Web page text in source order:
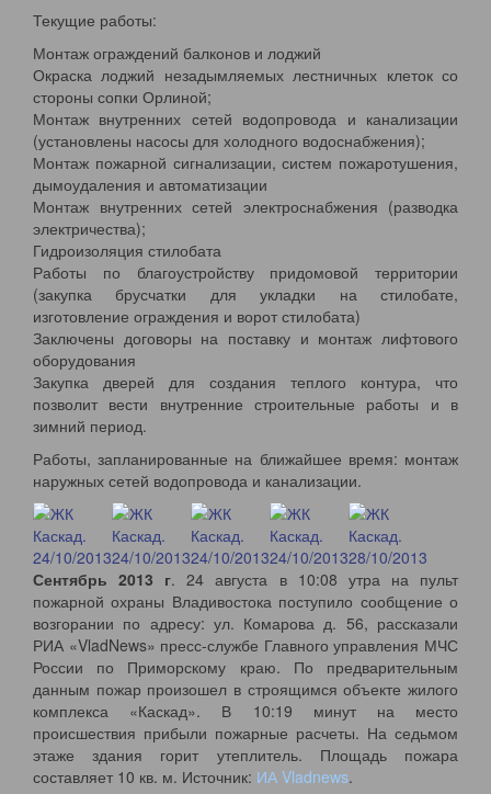
Текущие работы:
Монтаж ограждений балконов и лоджий
Окраска лоджий незадымляемых лестничных клеток со
стороны сопки Орлиной;
Монтаж внутренних сетей водопровода и канализации
(установлены насосы для холодного водоснабжения);
Монтаж пожарной сигнализации, систем пожаротушения,
дымоудаления и автоматизации
Монтаж внутренних сетей электроснабжения (разводка
электричества);
Гидроизоляция стилобата
Работы по благоустройству придомовой территории
(закупка брусчатки для укладки на стилобате,
изготовление ограждения и ворот стилобата)
Заключены договоры на поставку и монтаж лифтового
оборудования
Закупка дверей для создания теплого контура, что
позволит вести внутренние строительные работы и в
зимний период.
Работы, запланированные на ближайшее время: монтаж
наружных сетей водопровода и канализации.
Сентябрь 2013 г. 24 августа в 10:08 утра на пульт
пожарной охраны Владивостока поступило сообщение о
возгорании по адресу: ул. Комарова д. 56, рассказали
РИА «VladNews» пресс-службе Главного управления МЧС
России по Приморскому краю. По предварительным
данным пожар произошел в строящимся объекте жилого
комплекса «Каскад». В 10:19 минут на место
происшествия прибыли пожарные расчеты. На седьмом
этаже здания горит утеплитель. Площадь пожара
составляет 10 кв. м. Источник: ИА Vladnews.